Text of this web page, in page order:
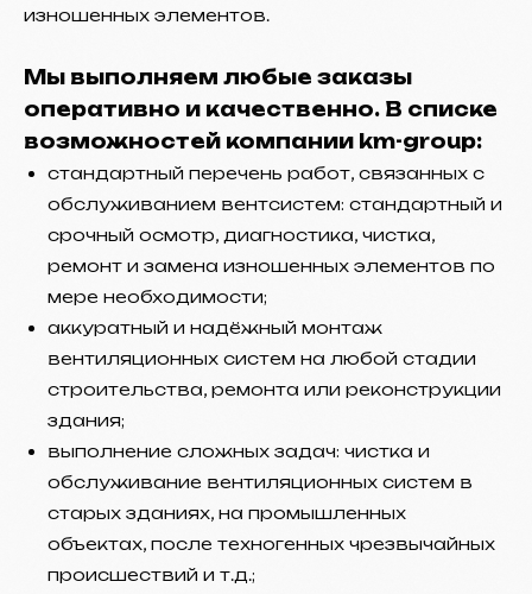
изношенных элементов.
Мы выполняем любые заказы
оперативно и качественно. В списке
возможностей компании km-group:
стандартный перечень работ, связанных с
обслуживанием вентсистем: стандартный и
срочный осмотр, диагностика, чистка,
ремонт и замена изношенных элементов по
мере необходимости;
аккуратный и надёжный монтаж
вентиляционных систем на любой стадии
строительства, ремонта или реконструкции
здания;
выполнение сложных задач: чистка и
обслуживание вентиляционных систем в
старых зданиях, на промышленных
объектах, после техногенных чрезвычайных
происшествий и т.д.;